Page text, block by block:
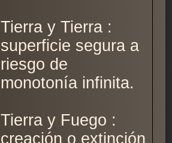
Tierra y Tierra :
superficie segura a
riesgo de
monotonía infinita.
Tierra y Fuego :
creación o extinción